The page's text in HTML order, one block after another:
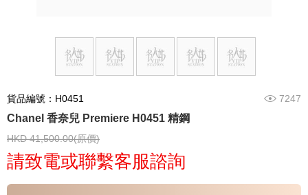
貨品編號：H0451 7247
Chanel 香奈兒 Premiere H0451 精鋼
HKD 41,500.00(原價)
請致電或聯繫客服諮詢